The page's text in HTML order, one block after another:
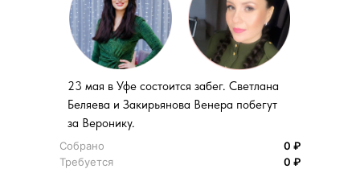
23 мая в Уфе состоится забег. Светлана
Беляева и Закирьянова Венера побегут
за Веронику.
Собрано
0 ₽
Требуется
0 ₽